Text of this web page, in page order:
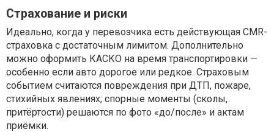
Страхование и риски
Идеально, когда у перевозчика есть действующая CMR-
страховка с достаточным лимитом. Дополнительно
можно оформить КАСКО на время транспортировки —
особенно если авто дорогое или редкое. Страховым
событием считаются повреждения при ДТП, пожаре,
стихийных явлениях; спорные моменты (сколы,
притёртости) решаются по фото «до/после» и актам
приёмки.